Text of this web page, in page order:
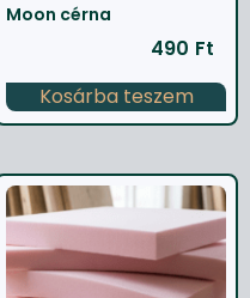
Moon cérna
490 Ft
Kosárba teszem